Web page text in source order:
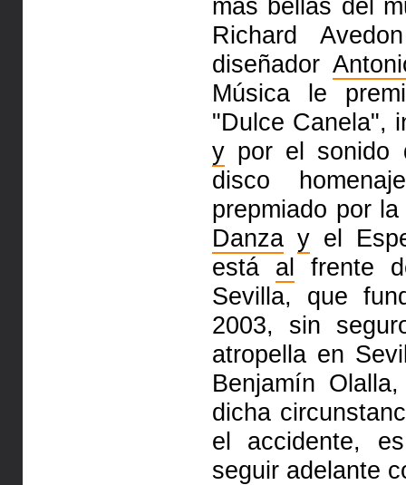
más bellas del
Richard
diseñador
Música le
"Dulce Canela",
y por el sonido
disco
prepmiado por
Danza y el
está al frente
Sevilla, que
2003, sin
atropella en
Benjamín
dicha
el accidente,
seguir adelante